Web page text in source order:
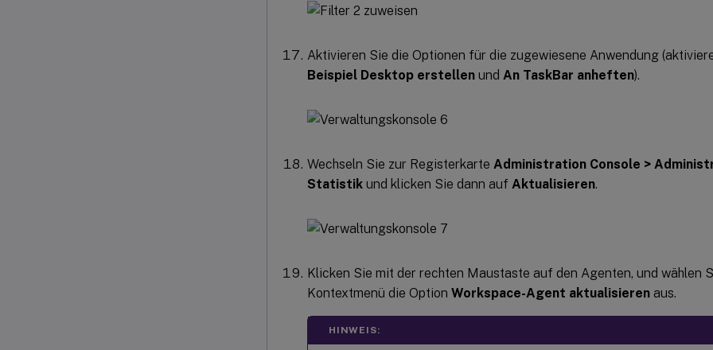
Aktivieren Sie die Optionen für die zugewiesene Anwendung
Beispiel Desktop erstellen und An TaskBar anheften).
Wechseln Sie zur Registerkarte Administration Console >
Statistik und klicken Sie dann auf Aktualisieren.
Klicken Sie mit der rechten Maustaste auf den Agenten, und wählen
Kontextmenü die Option Workspace-Agent aktualisieren aus.
HINWEIS: